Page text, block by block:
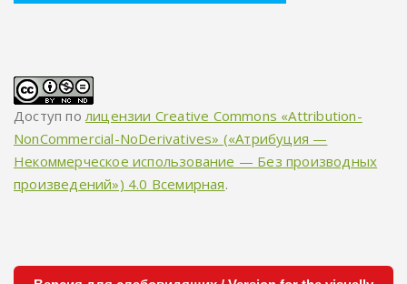
Доступ полицензии Creative Commons «Attribution-
NonCommercial-NoDerivatives» («Атрибуция —
Некоммерческое использование — Без производных
произведений») 4.0 Всемирная.